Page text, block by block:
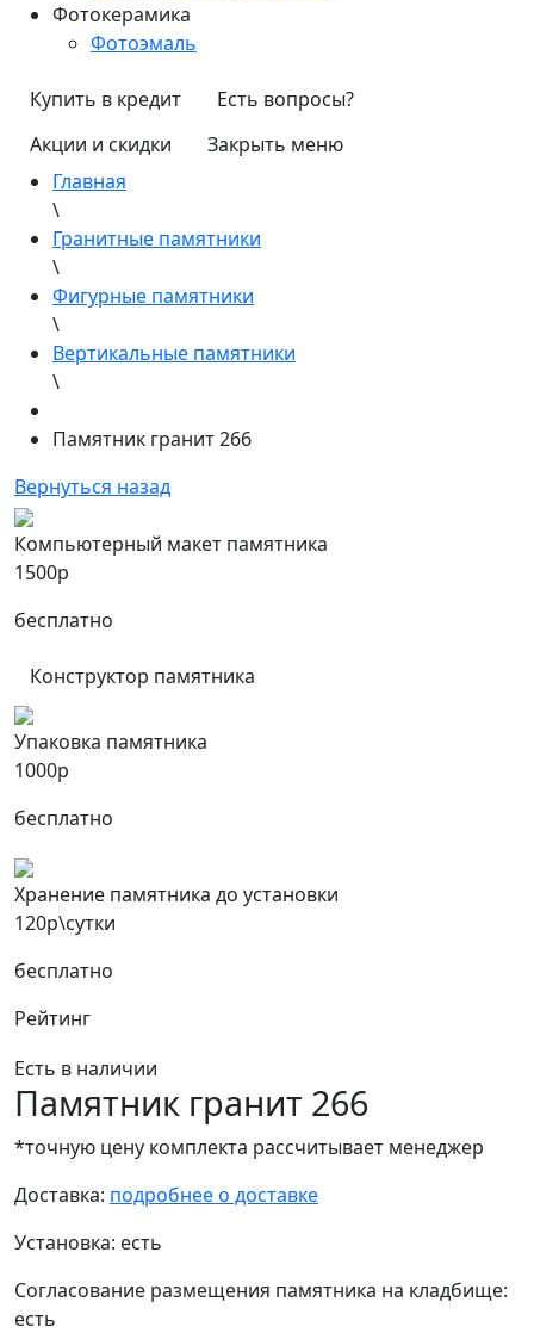
Фотокерамика
Фотоэмаль
Купить в кредит
Есть вопросы?
Акции и скидки
Закрыть меню
Главная
\
Гранитные памятники
\
Фигурные памятники
\
Вертикальные памятники
\
Памятник гранит 266
Вернуться назад
Компьютерный макет памятника
1500р
бесплатно
Конструктор памятника
Упаковка памятника
1000р
бесплатно
Хранение памятника до установки
120р\сутки
бесплатно
Рейтинг
Есть в наличии
Памятник гранит 266
*точную цену комплекта рассчитывает менеджер
Доставка: подробнее о доставке
Установка: есть
Согласование размещения памятника на кладбище:
есть